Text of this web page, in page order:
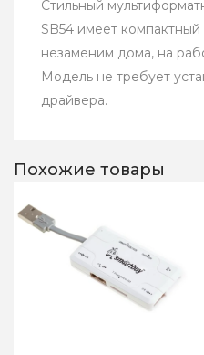
Стильный
SB54 имеет
незаменим дома, на
Модель не требует
драйвера.
Похожие товары